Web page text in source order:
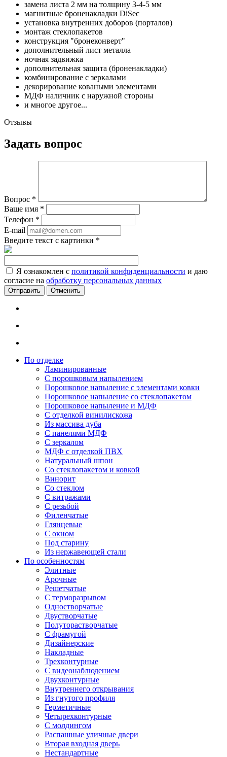
замена листа 2 мм на толщину 3-4-5 мм
магнитные броненакладки DiSec
установка внутренних доборов (порталов)
монтаж стеклопакетов
конструкция "бронеконверт"
дополнительный лист металла
ночная задвижка
дополнительная защита (броненакладки)
комбинирование с зеркалами
декорирование коваными элементами
МДФ наличник с наружной стороны
и многое другое...
Отзывы
Задать вопрос
Вопрос *
Ваше имя *
Телефон *
E-mail
Введите текст с картинки *
Я ознакомлен с политикой конфиденциальности и даю
согласие на обработку персональных данных
Отменить
По отделке
Ламинированные
С порошковым напылением
Порошковое напыление с элементами ковки
Порошковое напыление со стеклопакетом
Порошковое напыление и МДФ
С отделкой винилискожа
Из массива дуба
С панелями МДФ
С зеркалом
МДФ с отделкой ПВХ
Натуральный шпон
Со стеклопакетом и ковкой
Винорит
Со стеклом
С витражами
С резьбой
Филенчатые
Глянцевые
С окном
Под старину
Из нержавеющей стали
По особенностям
Элитные
Арочные
Решетчатые
С терморазрывом
Одностворчатые
Двустворчатые
Полуторастворчатые
С фрамугой
Дизайнерские
Накладные
Трехконтурные
С видеонаблюдением
Двухконтурные
Внутреннего открывания
Из гнутого профиля
Герметичные
Четырехконтурные
С молдингом
Распашные уличные двери
Вторая входная дверь
Нестандартные